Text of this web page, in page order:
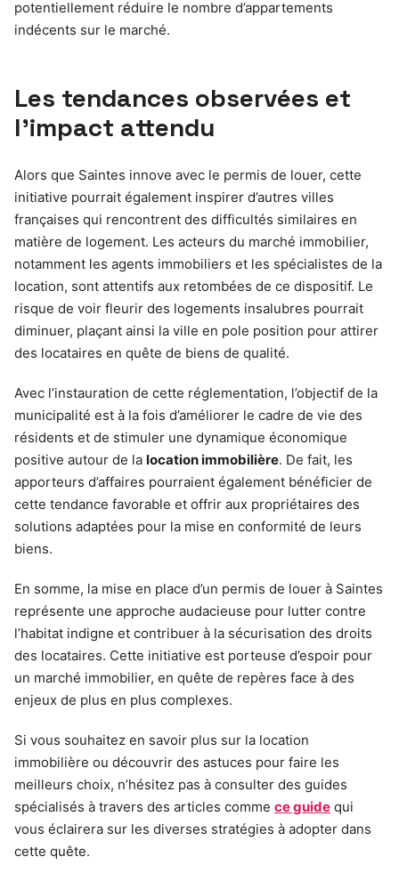
potentiellement réduire le nombre d’appartements
indécents sur le marché.
Les tendances observées et
l’impact attendu
Alors que Saintes innove avec le permis de louer, cette
initiative pourrait également inspirer d’autres villes
françaises qui rencontrent des difficultés similaires en
matière de logement. Les acteurs du marché immobilier,
notamment les agents immobiliers et les spécialistes de la
location, sont attentifs aux retombées de ce dispositif. Le
risque de voir fleurir des logements insalubres pourrait
diminuer, plaçant ainsi la ville en pole position pour attirer
des locataires en quête de biens de qualité.
Avec l’instauration de cette réglementation, l’objectif de la
municipalité est à la fois d’améliorer le cadre de vie des
résidents et de stimuler une dynamique économique
positive autour de la location immobilière. De fait, les
apporteurs d’affaires pourraient également bénéficier de
cette tendance favorable et offrir aux propriétaires des
solutions adaptées pour la mise en conformité de leurs
biens.
En somme, la mise en place d’un permis de louer à Saintes
représente une approche audacieuse pour lutter contre
l’habitat indigne et contribuer à la sécurisation des droits
des locataires. Cette initiative est porteuse d’espoir pour
un marché immobilier, en quête de repères face à des
enjeux de plus en plus complexes.
Si vous souhaitez en savoir plus sur la location
immobilière ou découvrir des astuces pour faire les
meilleurs choix, n’hésitez pas à consulter des guides
spécialisés à travers des articles comme ce guide qui
vous éclairera sur les diverses stratégies à adopter dans
cette quête.